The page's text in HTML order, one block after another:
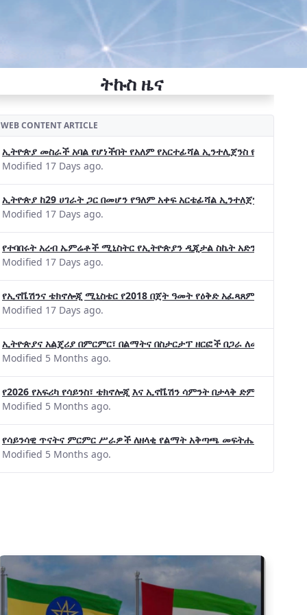
ትኩስ ዜና
WEB CONTENT ARTICLE
ኢትዮጵያ መስራች አባል የሆነችበት የአለም የአርተፊሻል ኢንተሊጀንስ የትብብር
Modified 17 Days ago.
ኢትዮጵያ ከ29 ሀገራት ጋር በመሆን የዓለም አቀፍ አርቴፊሻል ኢንተለጀንስ ትብብር
Modified 17 Days ago.
የተባበሩት አረብ ኤምሬቶች ሚኒስትር የኢትዮጵያን ዲጂታል ስኬት አድንቀዋል
Modified 17 Days ago.
የኢኖቬሽንና ቴክኖሎጂ ሚኒስቴር የ2018 በጀት ዓመት የዕቅድ አፈጻጸምና የቀጣይ
Modified 17 Days ago.
ኢትዮጵያና አልጄሪያ በምርምር፣ በልማትና በስታርታፕ ዘርፎች በጋራ ለመስራት መከሩ፡፡
Modified 5 Months ago.
የ2026 የአፍሪካ የሳይንስ፣ ቴክኖሎጂ እና ኢኖቬሽን ሳምንት በታላቅ ድምቀት
Modified 5 Months ago.
የሳይንሳዊ ጥናትና ምርምር ሥራዎች ለዘላቂ የልማት አቅጣጫ መፍትሔ ጠቋሚ
Modified 5 Months ago.